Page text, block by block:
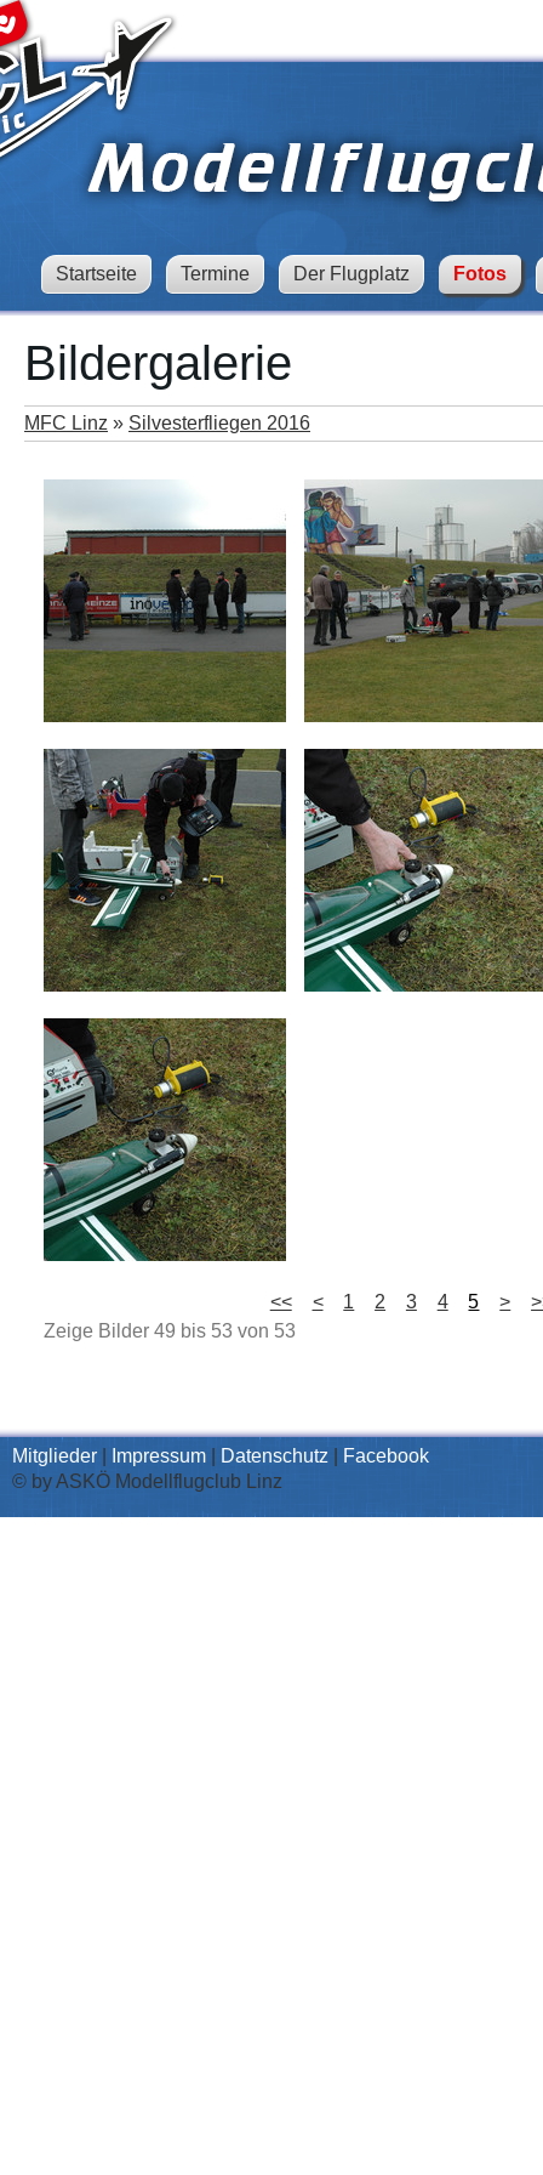
Startseite Termine Der Flugplatz Fotos
Bildergalerie
MFC Linz » Silvesterfliegen 2016
<< < 1 2 3 4 5 >
Zeige Bilder 49 bis 53 von 53
Mitglieder Impressum Datenschutz
Facebook
© by ASKÖ Modellflugclub Linz